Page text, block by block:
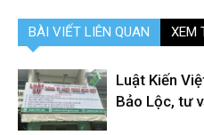
BÀI VIẾT LIÊN QUAN XEM
Luật Kiến
Bảo Lộc, tư